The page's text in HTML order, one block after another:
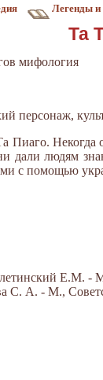
Легенды
Та
мифология
персонаж,
Пиаго.
дали людям
с помощью
Е.М. -
А. - М.,